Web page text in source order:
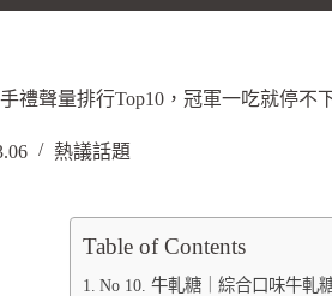
禮聲量排行Top10，冠軍一吃就停不
熱議話題
Table of Contents
No 10. 牛軋糖｜綜合口味牛軋